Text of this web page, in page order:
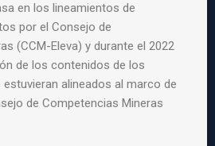
en los lineamientos de
por el Consejo de
(CCM-Eleva) y durante el 2022
de los contenidos de los
alineados al marco de
de Competencias Mineras